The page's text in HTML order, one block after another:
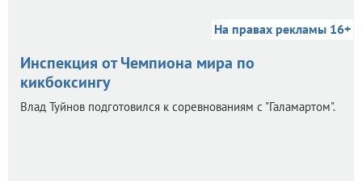
На правах рекламы 16+
Инспекция от Чемпиона мира по
кикбоксингу
Влад Туйнов подготовился к соревнованиям с "Галамартом".